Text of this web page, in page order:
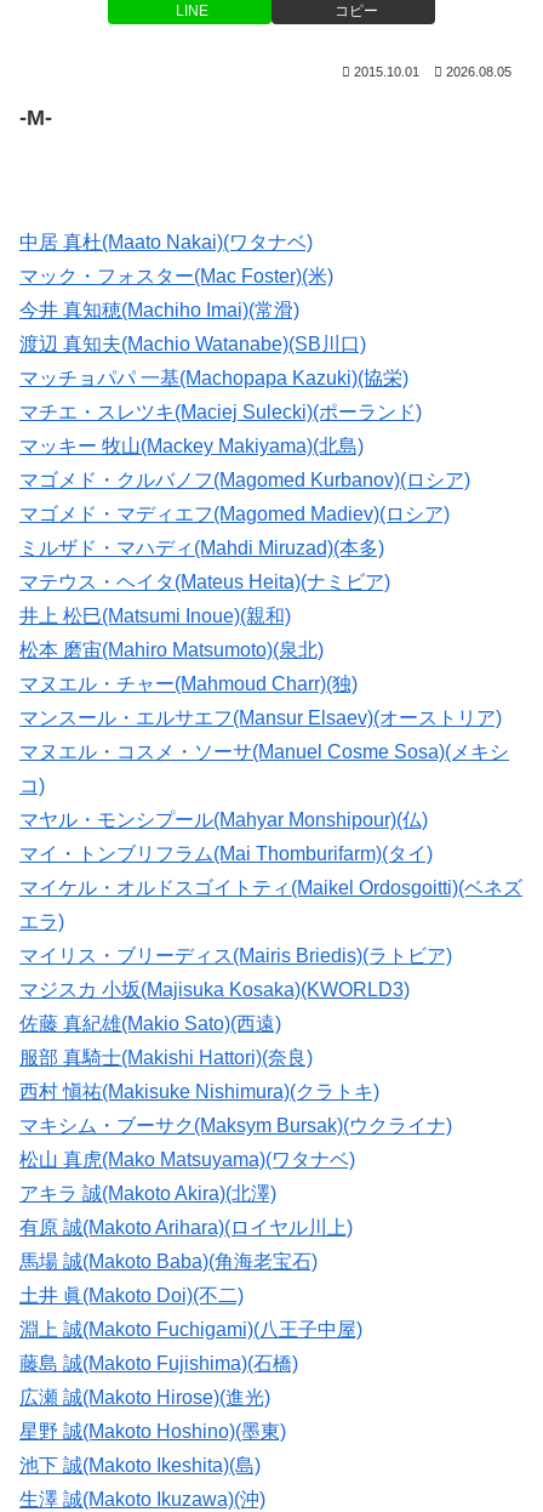
LINE コピー
2015.10.01 2026.08.05
-M-
中居 真杜(Maato Nakai)(ワタナベ)
マック・フォスター(Mac Foster)(米)
今井 真知穂(Machiho Imai)(常滑)
渡辺 真知夫(Machio Watanabe)(SB川口)
マッチョパパ 一基(Machopapa Kazuki)(協栄)
マチエ・スレツキ(Maciej Sulecki)(ポーランド)
マッキー 牧山(Mackey Makiyama)(北島)
マゴメド・クルバノフ(Magomed Kurbanov)(ロシア)
マゴメド・マディエフ(Magomed Madiev)(ロシア)
ミルザド・マハディ(Mahdi Miruzad)(本多)
マテウス・ヘイタ(Mateus Heita)(ナミビア)
井上 松巳(Matsumi Inoue)(親和)
松本 磨宙(Mahiro Matsumoto)(泉北)
マヌエル・チャー(Mahmoud Charr)(独)
マンスール・エルサエフ(Mansur Elsaev)(オーストリア)
マヌエル・コスメ・ソーサ(Manuel Cosme Sosa)(メキシ
コ)
マヤル・モンシプール(Mahyar Monshipour)(仏)
マイ・トンブリフラム(Mai Thomburifarm)(タイ)
マイケル・オルドスゴイトティ(Maikel Ordosgoitti)(ベネズ
エラ)
マイリス・ブリーディス(Mairis Briedis)(ラトビア)
マジスカ 小坂(Majisuka Kosaka)(KWORLD3)
佐藤 真紀雄(Makio Sato)(西遠)
服部 真騎士(Makishi Hattori)(奈良)
西村 愼祐(Makisuke Nishimura)(クラトキ)
マキシム・ブーサク(Maksym Bursak)(ウクライナ)
松山 真虎(Mako Matsuyama)(ワタナベ)
アキラ 誠(Makoto Akira)(北澤)
有原 誠(Makoto Arihara)(ロイヤル川上)
馬場 誠(Makoto Baba)(角海老宝石)
土井 眞(Makoto Doi)(不二)
淵上 誠(Makoto Fuchigami)(八王子中屋)
藤島 誠(Makoto Fujishima)(石橋)
広瀬 誠(Makoto Hirose)(進光)
星野 誠(Makoto Hoshino)(墨東)
池下 誠(Makoto Ikeshita)(島)
生澤 誠(Makoto Ikuzawa)(沖)